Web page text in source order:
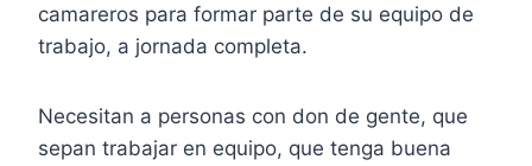
camareros para formar parte de su equipo de
trabajo, a jornada completa.
Necesitan a personas con don de gente, que
sepan trabajar en equipo, que tenga buena